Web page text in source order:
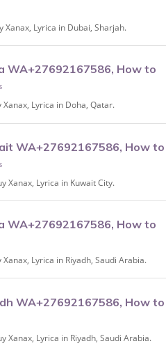
Lyrica in Dubai, Sharjah.
WA+27692167586, How to
Lyrica in Doha, Qatar.
WA+27692167586, How to
Xanax, Lyrica in Kuwait City.
WA+27692167586, How to
Lyrica in Riyadh, Saudi Arabia.
WA+27692167586, How to
Xanax, Lyrica in Riyadh, Saudi Arabia.